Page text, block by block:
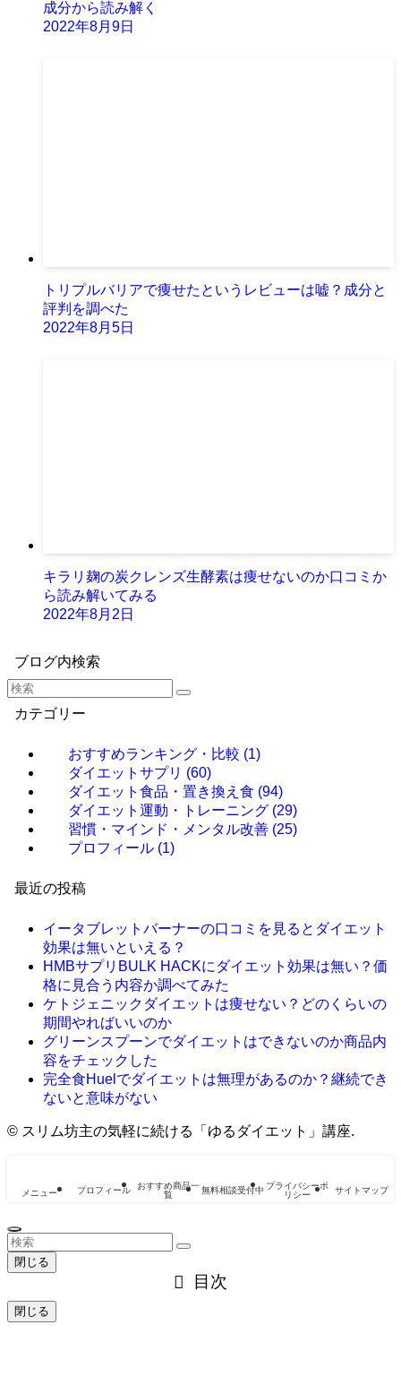
成分から読み解く
2022年8月9日
トリプルバリアで痩せたというレビューは嘘？成分と
評判を調べた
2022年8月5日
キラリ麹の炭クレンズ生酵素は痩せないのか口コミか
ら読み解いてみる
2022年8月2日
ブログ内検索
カテゴリー
おすすめランキング・比較 (1)
ダイエットサプリ (60)
ダイエット食品・置き換え食 (94)
ダイエット運動・トレーニング (29)
習慣・マインド・メンタル改善 (25)
プロフィール (1)
最近の投稿
イータブレットバーナーの口コミを見るとダイエット
効果は無いといえる？
HMBサプリBULK HACKにダイエット効果は無い？価
格に見合う内容か調べてみた
ケトジェニックダイエットは痩せない？どのくらいの
期間やればいいのか
グリーンスプーンでダイエットはできないのか商品内
容をチェックした
完全食Huelでダイエットは無理があるのか？継続でき
ないと意味がない
© スリム坊主の気軽に続ける「ゆるダイエット」講座.
メニュー プロフィール
おすすめ商品一
覧
無料相談受付中 プライバシーポ
リシー
サイトマップ
閉じる
目次
閉じる